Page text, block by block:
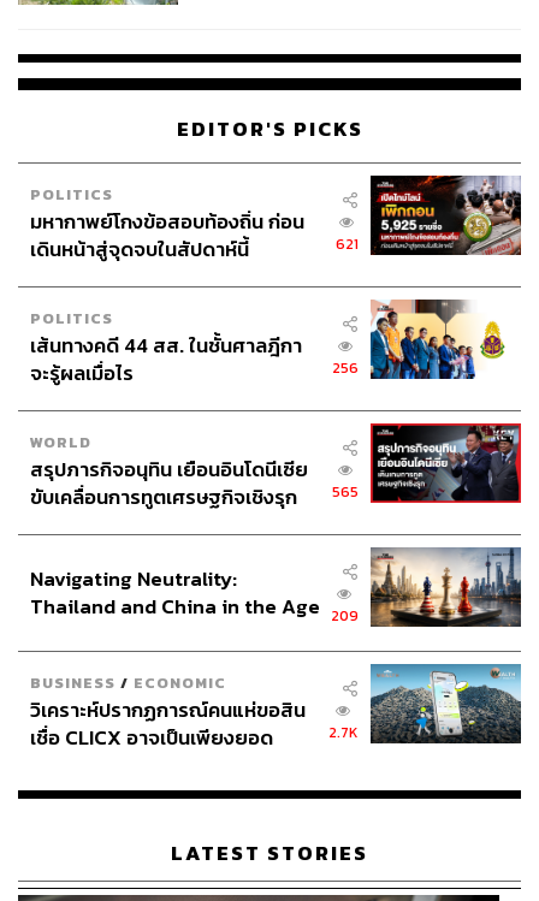
EDITOR'S PICKS
POLITICS
มหากาพย์โกงข้อสอบท้องถิ่น ก่อน
เดินหน้าสู่จุดจบในสัปดาห์นี้
621
POLITICS
เส้นทางคดี 44 สส. ในชั้นศาลฎีกา
จะรู้ผลเมื่อไร
256
WORLD
สรุปภารกิจอนุทิน เยือนอินโดนีเซีย
ขับเคลื่อนการทูตเศรษฐกิจเชิงรุก
565
Navigating Neutrality:
Thailand and China in the Age
209
BUSINESS / ECONOMIC
วิเคราะห์ปรากฏการณ์คนแห่ขอสิน
เชื่อ CLICX อาจเป็นเพียงยอด
เรือนไทยที่ถูกซุกไว้
2.7K
LATEST STORIES